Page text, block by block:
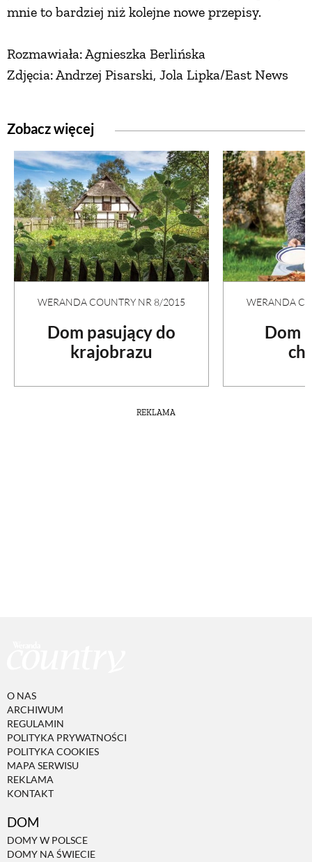
mnie to bardziej niż kolejne nowe przepisy.
Rozmawiała: Agnieszka Berlińska
Zdjęcia: Andrzej Pisarski, Jola Lipka/East News
Zobacz więcej
WERANDA COUNTRY NR 8/2015
Dom pasujący do
krajobrazu
WERANDA
Dom
REKLAMA
O NAS
ARCHIWUM
REGULAMIN
POLITYKA PRYWATNOŚCI
POLITYKA COOKIES
MAPA SERWISU
REKLAMA
KONTAKT
DOM
DOMY W POLSCE
DOMY NA ŚWIECIE